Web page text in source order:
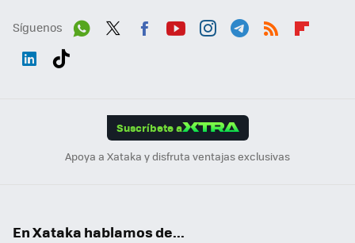
Síguenos
Suscríbete a
Apoya a Xataka y disfruta ventajas exclusivas
En Xataka hablamos de...